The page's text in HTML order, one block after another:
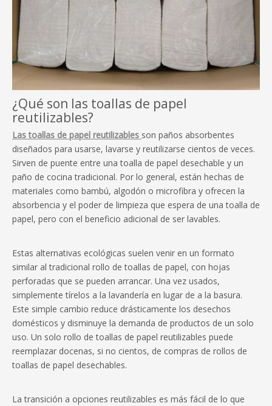
¿Qué son las toallas de papel
reutilizables?
Las toallas de papel reutilizables son paños absorbentes
diseñados para usarse, lavarse y reutilizarse cientos de veces.
Sirven de puente entre una toalla de papel desechable y un
paño de cocina tradicional. Por lo general, están hechas de
materiales como bambú, algodón o microfibra y ofrecen la
absorbencia y el poder de limpieza que espera de una toalla de
papel, pero con el beneficio adicional de ser lavables.
Estas alternativas ecológicas suelen venir en un formato
similar al tradicional rollo de toallas de papel, con hojas
perforadas que se pueden arrancar. Una vez usados,
simplemente tírelos a la lavandería en lugar de a la basura.
Este simple cambio reduce drásticamente los desechos
domésticos y disminuye la demanda de productos de un solo
uso. Un solo rollo de toallas de papel reutilizables puede
reemplazar docenas, si no cientos, de compras de rollos de
toallas de papel desechables.
La transición a opciones reutilizables es más fácil de lo que